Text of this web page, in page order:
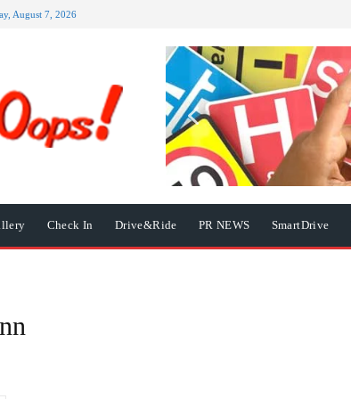
August 7, 2026
Check In Drive&Ride PR NEWS SmartDrive